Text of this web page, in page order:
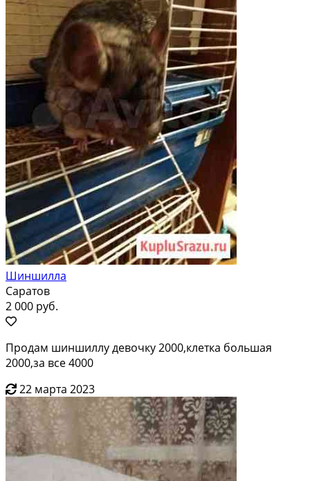
Шиншилла
Саратов
2 000 руб.
Продам шиншиллу девочку 2000,клетка большая
2000,за все 4000
22 марта 2023